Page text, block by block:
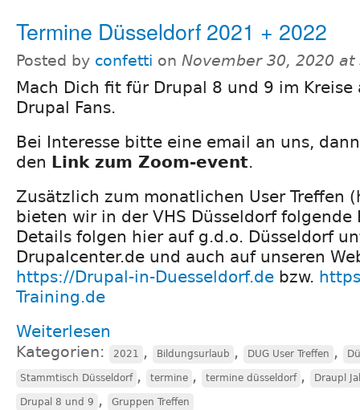
Termine Düsseldorf 2021 + 2022
Posted by confetti on November 30, 2020 at
Mach Dich fit für Drupal 8 und 9 im Kreise
Drupal Fans.
Bei Interesse bitte eine email an uns,
den Link zum Zoom-event.
Zusätzlich zum monatlichen User Treffen
bieten wir in der VHS Düsseldorf folgende
Details folgen hier auf g.d.o. Düsseldorf
Drupalcenter.de und auch auf unseren
https://Drupal-in-Duesseldorf.de bzw.
Training.de
Weiterlesen
Kategorien: 2021 , Bildungsurlaub , DUG User Treffen ,
Stammtisch Düsseldorf , termine , termine düsseldorf , Draupl
Drupal 8 und 9 , Gruppen Treffen